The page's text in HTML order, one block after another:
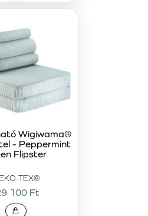
TEX®
Wigiwama®
- Peppermint
Flipster
100 Ft